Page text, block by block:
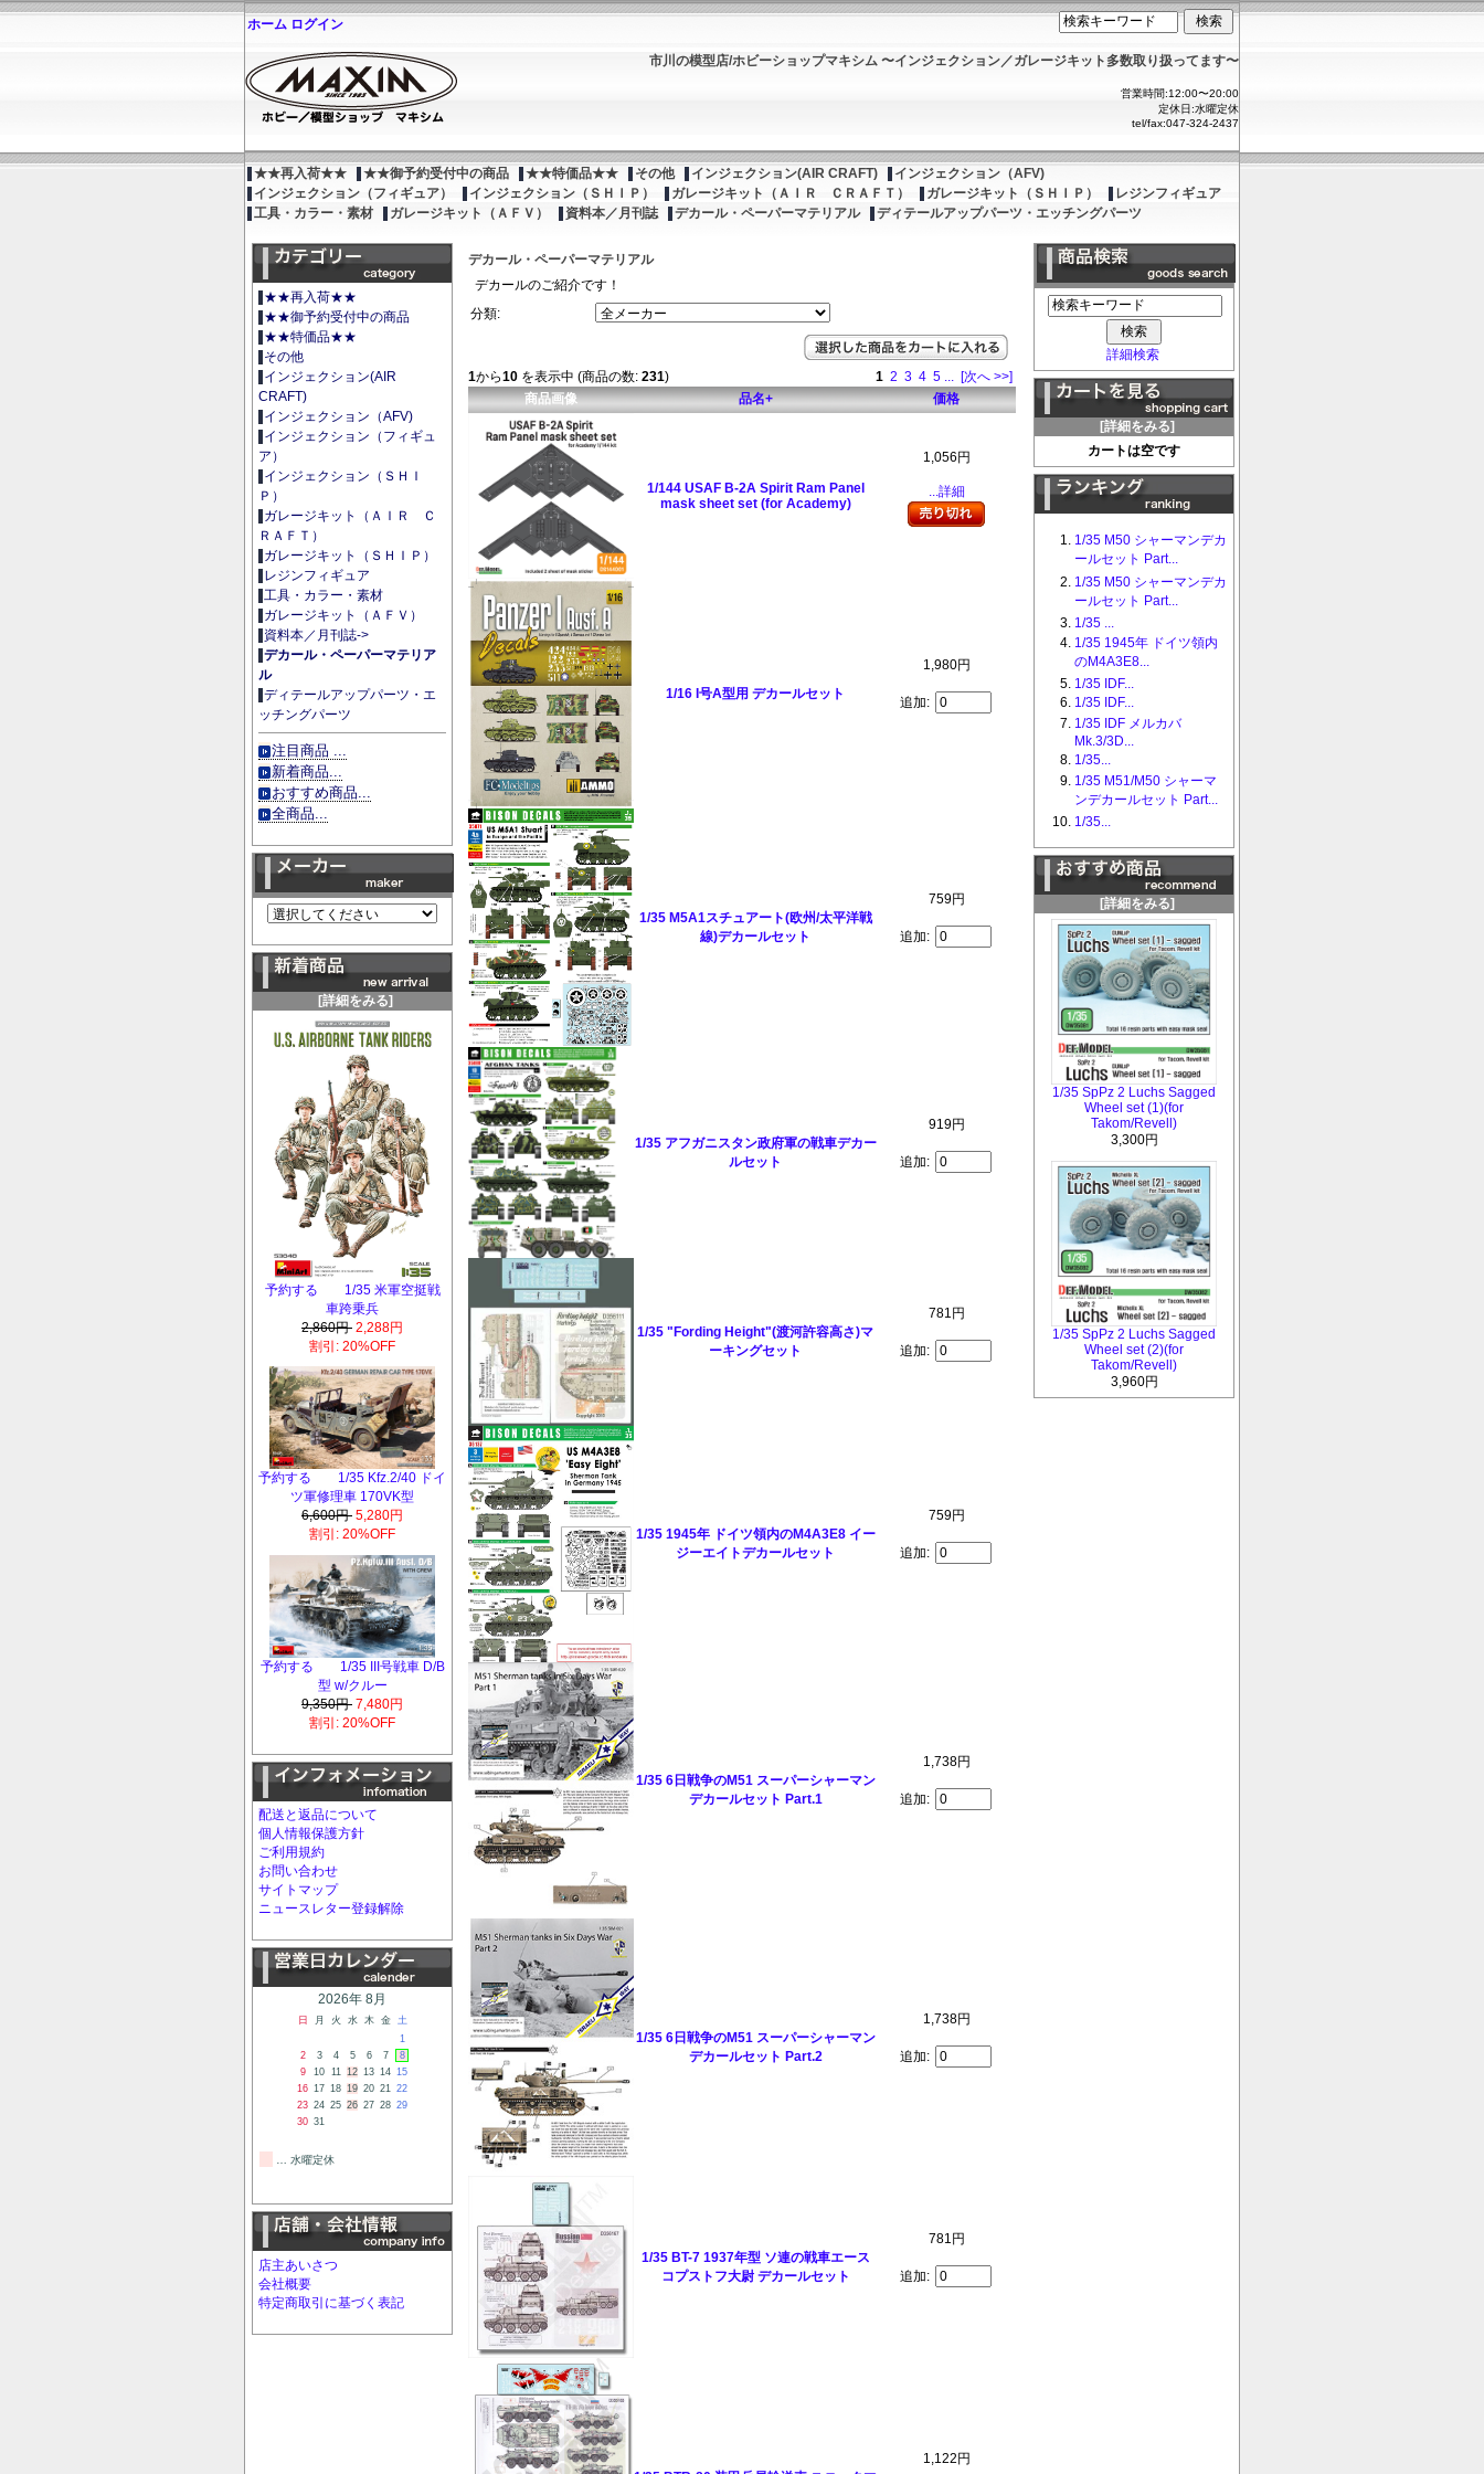
ホーム ログイン
市川の模型店/ホビーショップマキシム 〜インジェクション／ガレージキット多数取り扱ってます〜
営業時間:12:00〜20:00
定休日:水曜定休
tel/fax:047-324-2437
★★再入荷★★ ★★御予約受付中の商品 ★★特価品★★ その他 インジェクション(AIR CRAFT)
インジェクション（AFV)
インジェクション（フィギュア）
インジェクション（ＳＨＩＰ） ガレージキット（ＡＩＲ ＣＲＡＦＴ） ガレージキット（ＳＨＩＰ）
レジンフィギュア
工具・カラー・素材
ガレージキット（ＡＦＶ） 資料本／月刊誌 デカール・ペーパーマテリアル ディテールアップパーツ・エッチングパーツ
★★再入荷★★
★★御予約受付中の商品
★★特価品★★
その他
インジェクション(AIR
CRAFT)
インジェクション（AFV)
インジェクション（フィギュ
ア）
インジェクション（ＳＨＩ
Ｐ）
ガレージキット（ＡＩＲ Ｃ
ＲＡＦＴ）
ガレージキット（ＳＨＩＰ）
レジンフィギュア
工具・カラー・素材
ガレージキット（ＡＦＶ）
資料本／月刊誌->
デカール・ペーパーマテリア
ル
ディテールアップパーツ・エ
ッチングパーツ
注目商品 ...
新着商品...
おすすめ商品...
全商品...
[詳細をみる]
予約する 1/35 米軍空挺戦
車跨乗兵
2,860円 2,288円
割引: 20%OFF
予約する 1/35 Kfz.2/40 ドイ
ツ軍修理車 170VK型
6,600円 5,280円
割引: 20%OFF
予約する 1/35 III号戦車 D/B
型 w/クルー
9,350円 7,480円
割引: 20%OFF
配送と返品について
個人情報保護方針
ご利用規約
お問い合わせ
サイトマップ
ニュースレター登録解除
2026年 8月
日 月 火 水 木 金
土
1
2
3 4 5 6 7
8
9
10 11 12 13 14 15
16 17 18 19 20 21 22
23 24 25 26 27 28 29
30 31
… 水曜定休
店主あいさつ
会社概要
特定商取引に基づく表記
デカール・ペーパーマテリアル
デカールのご紹介です！
分類:
1から10を表示中 (商品の数: 231) 1 2 3 4 5 ... [次へ >>]
商品画像
品名+ 価格
1/144 USAF B-2A Spirit Ram Panel
mask sheet set (for Academy)
1,056円
...詳細
1/16 I号A型用 デカールセット
1,980円
追加:
1/35 M5A1スチュアート(欧州/太平洋戦
線)デカールセット
759円
追加:
1/35 アフガニスタン政府軍の戦車デカー
ルセット
919円
追加:
1/35 "Fording Height"(渡河許容高さ)マ
ーキングセット
781円
追加:
1/35 1945年 ドイツ領内のM4A3E8 イー
ジーエイトデカールセット
759円
追加:
1/35 6日戦争のM51 スーパーシャーマン
デカールセット Part.1
1,738円
追加:
1/35 6日戦争のM51 スーパーシャーマン
デカールセット Part.2
1,738円
追加:
1/35 BT-7 1937年型 ソ連の戦車エース
コプストフ大尉 デカールセット
781円
追加:
1,122円
詳細検索
[詳細をみる]
カートは空です
1/35 M50 シャーマンデカ
ールセット Part...
1/35 M50 シャーマンデカ
ールセット Part...
1/35 ...
1/35 1945年 ドイツ領内
のM4A3E8...
1/35 IDF...
1/35 IDF...
1/35 IDF メルカバ
Mk.3/3D...
1/35...
1/35 M51/M50 シャーマ
ンデカールセット Part...
1/35...
[詳細をみる]
1/35 SpPz 2 Luchs Sagged
Wheel set (1)(for
Takom/Revell)
3,300円
1/35 SpPz 2 Luchs Sagged
Wheel set (2)(for
Takom/Revell)
3,960円